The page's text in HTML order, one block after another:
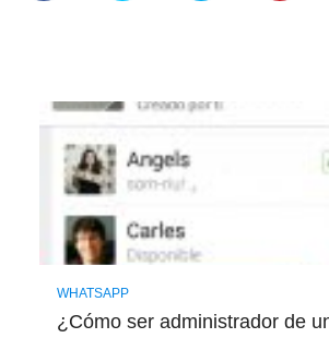
WHATSAPP
¿Cómo ser administrador de